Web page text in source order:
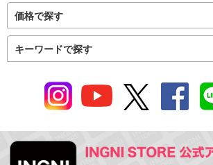
価格で探す
キーワードで探す